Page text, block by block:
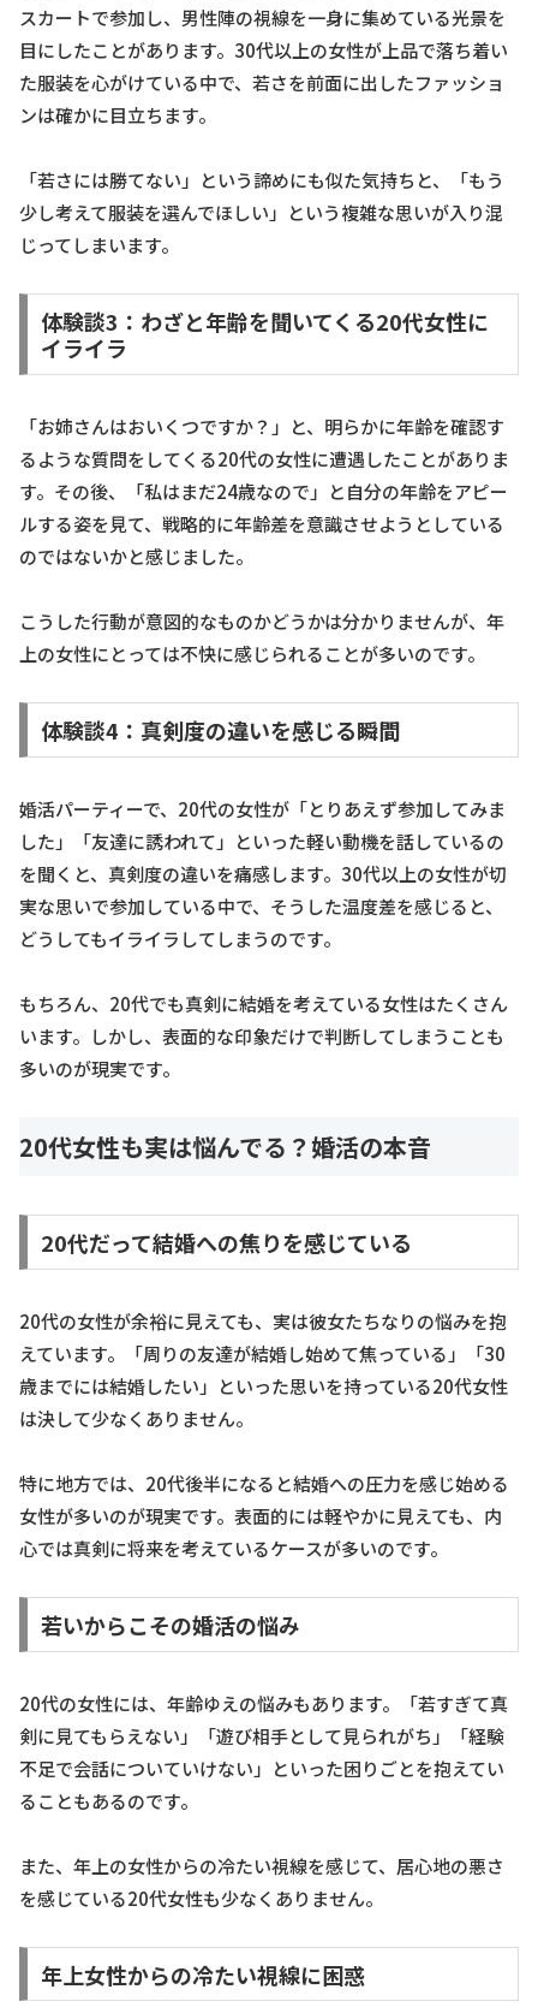
スカートで参加し、男性陣の視線を一身に集めている光景を
目にしたことがあります。30代以上の女性が上品で落ち着い
た服装を心がけている中で、若さを前面に出したファッショ
ンは確かに目立ちます。
「若さには勝てない」という諦めにも似た気持ちと、「もう
少し考えて服装を選んでほしい」という複雑な思いが入り混
じってしまいます。
体験談3：わざと年齢を聞いてくる20代女性に
イライラ
「お姉さんはおいくつですか？」と、明らかに年齢を確認す
るような質問をしてくる20代の女性に遭遇したことがありま
す。その後、「私はまだ24歳なので」と自分の年齢をアピー
ルする姿を見て、戦略的に年齢差を意識させようとしている
のではないかと感じました。
こうした行動が意図的なものかどうかは分かりませんが、年
上の女性にとっては不快に感じられることが多いのです。
体験談4：真剣度の違いを感じる瞬間
婚活パーティーで、20代の女性が「とりあえず参加してみま
した」「友達に誘われて」といった軽い動機を話しているの
を聞くと、真剣度の違いを痛感します。30代以上の女性が切
実な思いで参加している中で、そうした温度差を感じると、
どうしてもイライラしてしまうのです。
もちろん、20代でも真剣に結婚を考えている女性はたくさん
います。しかし、表面的な印象だけで判断してしまうことも
多いのが現実です。
20代女性も実は悩んでる？婚活の本音
20代だって結婚への焦りを感じている
20代の女性が余裕に見えても、実は彼女たちなりの悩みを抱
えています。「周りの友達が結婚し始めて焦っている」「30
歳までには結婚したい」といった思いを持っている20代女性
は決して少なくありません。
特に地方では、20代後半になると結婚への圧力を感じ始める
女性が多いのが現実です。表面的には軽やかに見えても、内
心では真剣に将来を考えているケースが多いのです。
若いからこその婚活の悩み
20代の女性には、年齢ゆえの悩みもあります。「若すぎて真
剣に見てもらえない」「遊び相手として見られがち」「経験
不足で会話についていけない」といった困りごとを抱えてい
ることもあるのです。
また、年上の女性からの冷たい視線を感じて、居心地の悪さ
を感じている20代女性も少なくありません。
年上女性からの冷たい視線に困惑